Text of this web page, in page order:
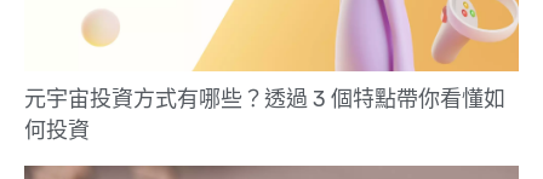
元宇宙投資方式有哪些？透過 3 個特點帶你看懂如
何投資